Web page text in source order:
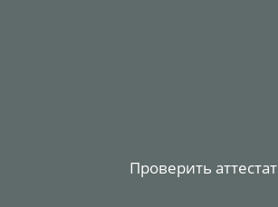
Проверить аттестат